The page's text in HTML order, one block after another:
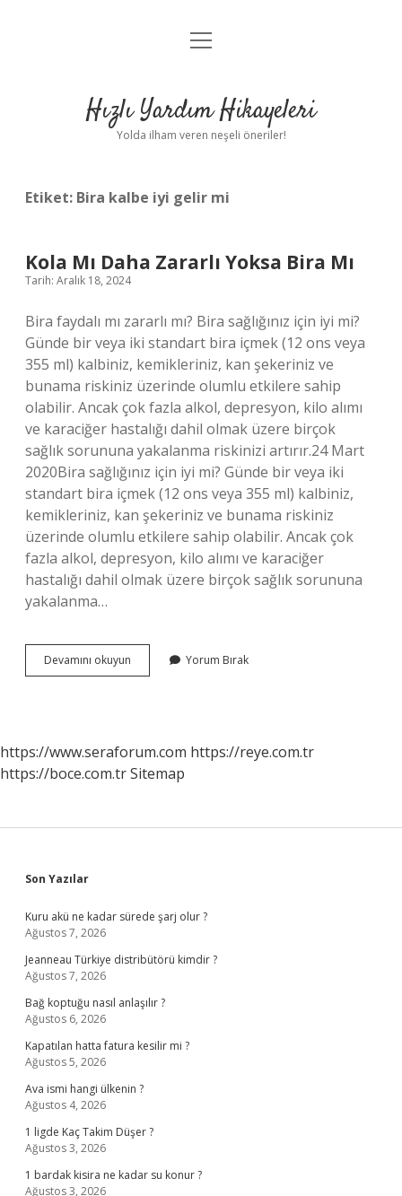
Anasayfa
Yasal Uyarı
menüyü
Hızlı Yardım Hikayeleri
Yolda ilham veren neşeli öneriler!
Etiket: Bira kalbe iyi gelir mi
Kola Mı Daha Zararlı Yoksa Bira Mı
Tarih: Aralık 18, 2024
Bira faydalı mı zararlı mı? Bira sağlığınız için iyi mi?
Günde bir veya iki standart bira içmek (12 ons veya
355 ml) kalbiniz, kemikleriniz, kan şekeriniz ve
bunama riskiniz üzerinde olumlu etkilere sahip
olabilir. Ancak çok fazla alkol, depresyon, kilo alımı
ve karaciğer hastalığı dahil olmak üzere birçok
sağlık sorununa yakalanma riskinizi artırır.24 Mart
2020Bira sağlığınız için iyi mi? Günde bir veya iki
standart bira içmek (12 ons veya 355 ml) kalbiniz,
kemikleriniz, kan şekeriniz ve bunama riskiniz
üzerinde olumlu etkilere sahip olabilir. Ancak çok
fazla alkol, depresyon, kilo alımı ve karaciğer
hastalığı dahil olmak üzere birçok sağlık sorununa
yakalanma…
Devamını okuyun
Mı
Mı
Yorum Bırak
https://www.seraforum.com https://reye.com.tr
https://boce.com.trSitemap
Sidebar
Son Yazılar
Kuru akü ne kadar sürede şarj olur ?
Ağustos 7, 2026
Jeanneau Türkiye distribütörü kimdir ?
Ağustos 7, 2026
Bağ koptuğu nasıl anlaşılır ?
Ağustos 6, 2026
Kapatılan hatta fatura kesilir mi ?
Ağustos 5, 2026
Ava ismi hangi ülkenin ?
Ağustos 4, 2026
1 ligde Kaç Takim Düşer ?
Ağustos 3, 2026
1 bardak kisira ne kadar su konur ?
Ağustos 3, 2026